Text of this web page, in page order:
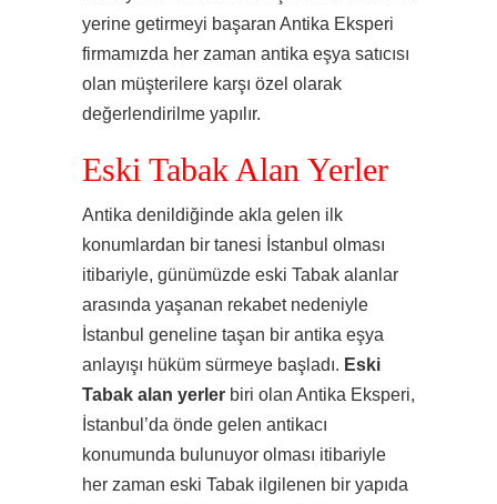
yerine getirmeyi başaran Antika Eksperi
firmamızda her zaman antika eşya satıcısı
olan müşterilere karşı özel olarak
değerlendirilme yapılır.
Eski Tabak Alan Yerler
Antika denildiğinde akla gelen ilk
konumlardan bir tanesi İstanbul olması
itibariyle, günümüzde eski Tabak alanlar
arasında yaşanan rekabet nedeniyle
İstanbul geneline taşan bir antika eşya
anlayışı hüküm sürmeye başladı. Eski
Tabak alan yerler biri olan Antika Eksperi,
İstanbul’da önde gelen antikacı
konumunda bulunuyor olması itibariyle
her zaman eski Tabak ilgilenen bir yapıda